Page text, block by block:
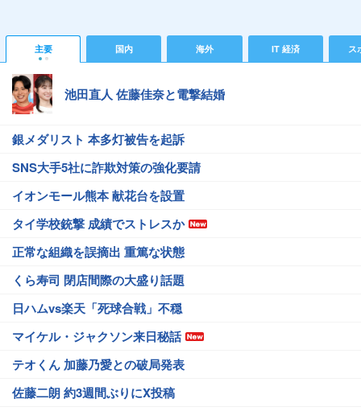
主要 国内 海外 IT 経済 ス
池田直人 佐藤佳奈と電撃結婚
銀メダリスト 本多灯被告を起訴
SNS大手5社に詐欺対策の強化要請
イオンモール熊本 献花台を設置
タイ学校銃撃 成績でストレスか
正常な組織を誤摘出 重篤な状態
くら寿司 閉店間際の大盛り話題
日ハムvs楽天「死球合戦」不穏
マイケル・ジャクソン来日秘話
テオくん 加藤乃愛との破局発表
佐藤二朗 約3週間ぶりにX投稿